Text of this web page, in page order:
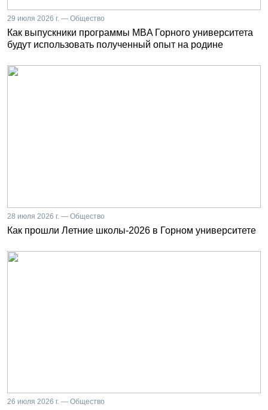
29 июля 2026 г. — Общество
Как выпускники программы MBA Горного университета
будут использовать полученный опыт на родине
28 июля 2026 г. — Общество
Как прошли Летние школы-2026 в Горном университете
26 июля 2026 г. — Общество